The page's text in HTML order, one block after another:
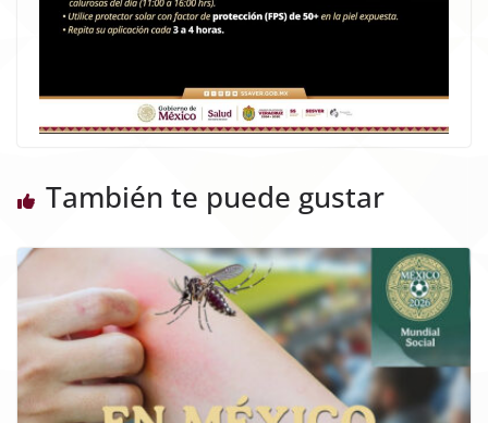
También te puede gustar